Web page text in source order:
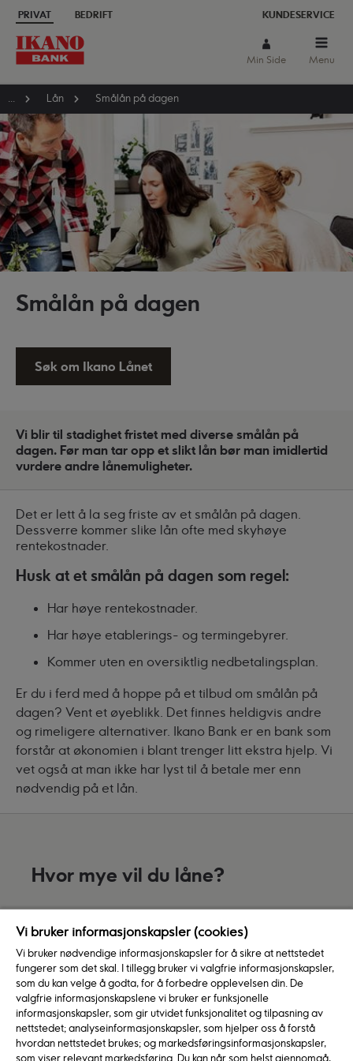
PRIVAT BEDRIFT KUNDESERVICE
Menu
Min Side
Lån Smålån på dagen
Smålån på dagen
Søk om Ikano Lånet
Vi blir til stadighet fristet med diverse smålån på
dagen. Før man tar opp et slikt lån bør man imidlertid
vurdere andre lånemuligheter.
Det er lett å la seg friste av et smålån på dagen.
Dessverre kommer slike lån ofte med skyhøye
rentekostnader.
Husk at et smålån på dagen som regel:
Har høye rentekostnader.
Har høye etablerings- og termingebyrer.
Kommer uten en oversiktlig nedbetalingsplan.
Er du i ferd med å hoppe på et tilbud om smålån på
dagen? Vent et øyeblikk. Det finnes heldigvis andre
og rimeligere alternativer. Ikano Bank er en bank som
forstår at økonomien i blant trenger litt ekstra hjelp. Vi
vet også at man ikke har lyst til å betale mer enn
nødvendig på et lån.
Hvor mye vil du låne?
Lånebeløp
10 kr
Løpetid år
Vi bruker informasjonskapsler (cookies)
Vi bruker nødvendige informasjonskapsler for å sikre at nettstedet
fungerer som det skal. I tillegg bruker vi valgfrie informasjonskapsler,
som du kan velge å godta, for å forbedre opplevelsen din. De
valgfrie informasjonskapslene vi bruker er funksjonelle
informasjonskapsler, som gir utvidet funksjonalitet og tilpasning av
nettstedet; analyseinformasjonskapsler, som hjelper oss å forstå
hvordan nettstedet brukes; og markedsføringsinformasjonskapsler,
som viser relevant markedsføring. Du kan når som helst gjennomgå,